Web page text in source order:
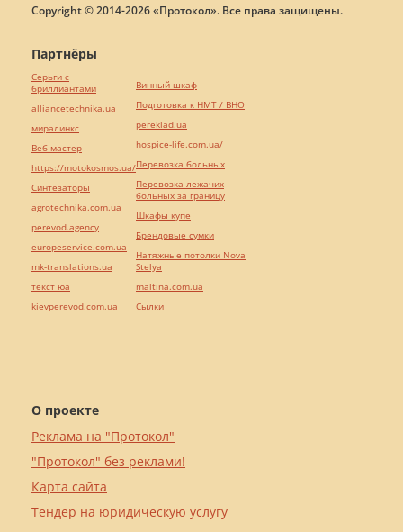
Copyright © 2014-2026 «Протокол». Все права защищены.
О проекте
Реклама на "Протокол"
"Протокол" без реклами!
Карта сайта
Тендер на юридическую услугу
Партнёры
Серьги с
бриллиантами
alliancetechnika.ua
миралинкс
Веб мастер
https://motokosmos.ua/
Синтезаторы
agrotechnika.com.ua
perevod.agency
europeservice.com.ua
mk-translations.ua
текст юа
kievperevod.com.ua
Винный шкаф
Подготовка к НМТ / ВНО
pereklad.ua
hospice-life.com.ua/
Перевозка больных
Перевозка лежачих
больных за границу
Шкафы купе
Брендовые сумки
Натяжные потолки Nova
Stelya
maltina.com.ua
Cылки